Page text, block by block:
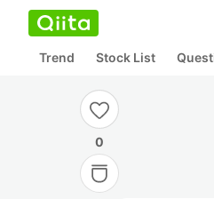
Trend Stock List
0